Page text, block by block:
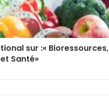
sur :« Bioressources,
Santé»